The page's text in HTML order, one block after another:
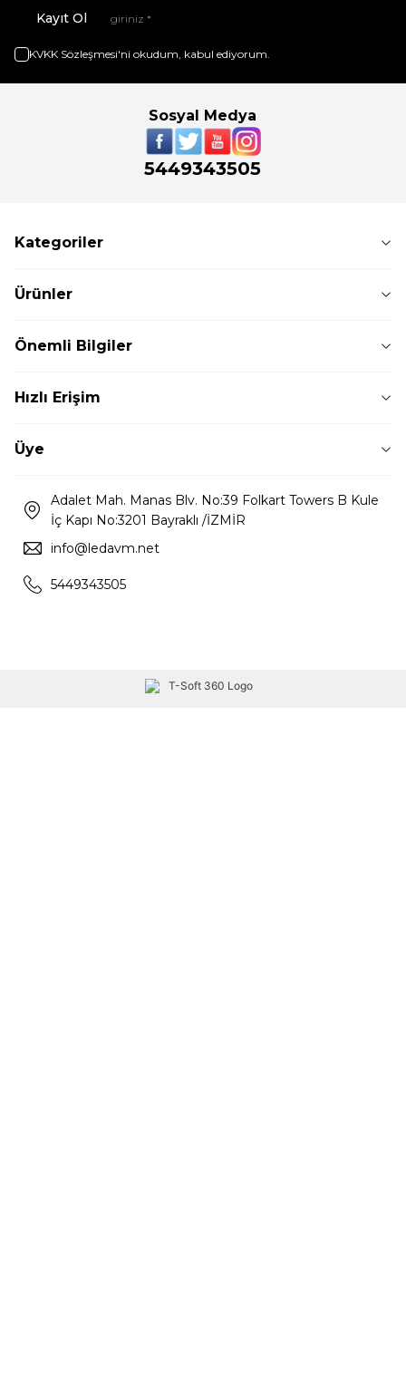
Kayıt Ol
KVKK Sözleşmesi'ni okudum, kabul ediyorum.
Sosyal Medya
5449343505
Kategoriler
Ürünler
Önemli Bilgiler
Hızlı Erişim
Üye
Adalet Mah. Manas Blv. No:39 Folkart Towers B Kule
İç Kapı No:3201 Bayraklı /İZMİR
info@ledavm.net
5449343505